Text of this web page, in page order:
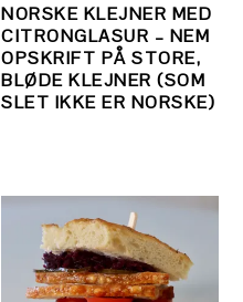
NORSKE KLEJNER MED
CITRONGLASUR – NEM
OPSKRIFT PÅ STORE,
BLØDE KLEJNER (SOM
SLET IKKE ER NORSKE)